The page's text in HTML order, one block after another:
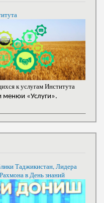
к услугам Института
менюи «Услуги».
Таджикистан, Лидера
в День знаний